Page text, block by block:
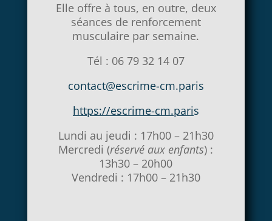
Elle offre à tous, en outre, deux
séances de renforcement
musculaire par semaine.
Tél : 06 79 32 14 07
contact@escrime-cm.paris
https://escrime-cm.paris
Lundi au jeudi : 17h00 – 21h30
Mercredi (réservé aux enfants) :
13h30 – 20h00
Vendredi : 17h00 – 21h30